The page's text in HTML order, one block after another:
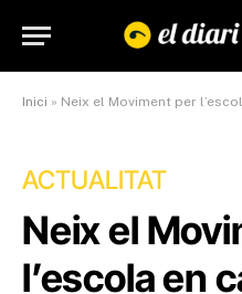
Inici » Neix el Moviment per l’escola en català
ACTUALITAT
Neix el
l’escola en